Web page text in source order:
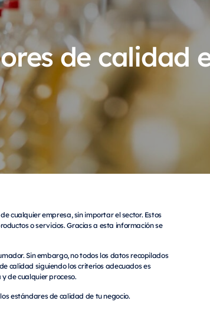
de calidad
cualquier empresa, sin importar el sector. Estos
o servicios. Gracias a esta información se
Sin embargo, no todos los datos recopilados
calidad siguiendo los criterios adecuados es
de cualquier proceso.
estándares de calidad de tu negocio.